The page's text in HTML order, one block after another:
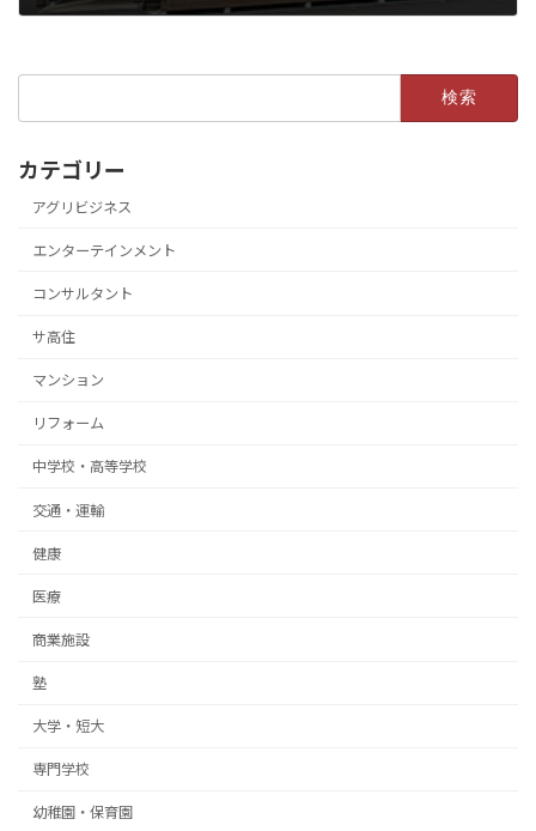
カテゴリー
アグリビジネス
エンターテインメント
コンサルタント
サ高住
マンション
リフォーム
中学校・高等学校
交通・運輸
健康
医療
商業施設
塾
大学・短大
専門学校
幼稚園・保育園